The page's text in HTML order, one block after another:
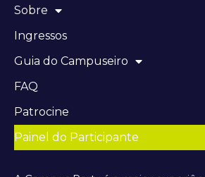
Sobre
Ingressos
Guia do Campuseiro
FAQ
Patrocine
Painel do Participante